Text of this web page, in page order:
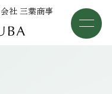
社 三葉商事